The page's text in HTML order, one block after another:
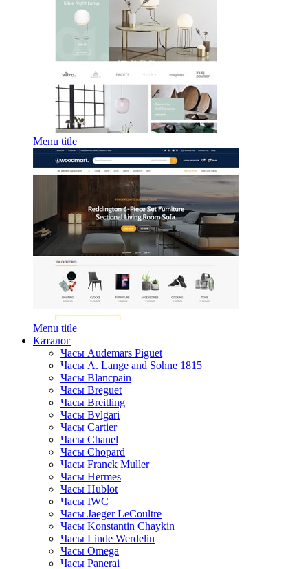
Menu title
Menu title
Каталог
Часы Audemars Piguet
Часы A. Lange and Sohne 1815
Часы Blancpain
Часы Breguet
Часы Breitling
Часы Bvlgari
Часы Cartier
Часы Chanel
Часы Chopard
Часы Franck Muller
Часы Hermes
Часы Hublot
Часы IWC
Часы Jaeger LeCoultre
Часы Konstantin Chaykin
Часы Linde Werdelin
Часы Omega
Часы Panerai